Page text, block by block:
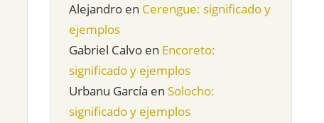
Alejandro en Cerengue: significado y
ejemplos
Gabriel Calvo en Encoreto:
significado y ejemplos
Urbanu García enSolocho:
significado y ejemplos